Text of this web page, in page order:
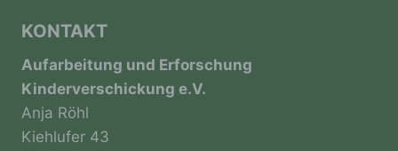
KONTAKT
Aufarbeitung und Erforschung
Kinderverschickung e.V.
Anja Röhl
Kiehlufer 43
durch das Unionsrecht oder das Recht der
Verantwortliche beziehungsweise können die
bestimmten Kriterien seiner Benennung nach
dem Unionsrecht oder dem Recht der